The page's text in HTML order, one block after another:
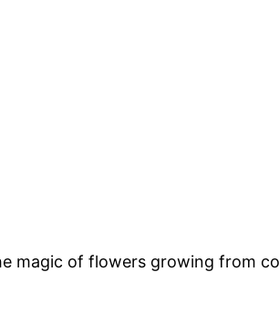
magic of flowers growing from